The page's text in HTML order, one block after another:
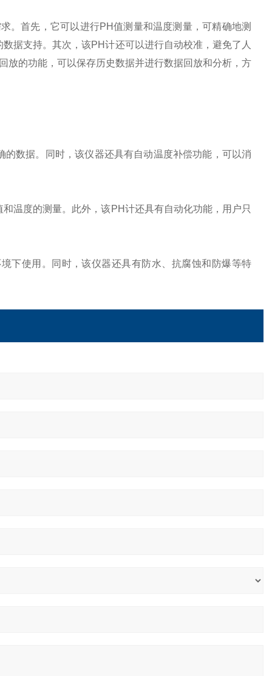
首先，它可以进行PH值测量和温度测量，可精确地测
据支持。其次，该PH计还可以进行自动校准，避免了人
放的功能，可以保存历史数据并进行数据回放和分析，方
数据。同时，该仪器还具有自动温度补偿功能，可以消
度的测量。此外，该PH计还具有自动化功能，用户只
使用。同时，该仪器还具有防水、抗腐蚀和防爆等特